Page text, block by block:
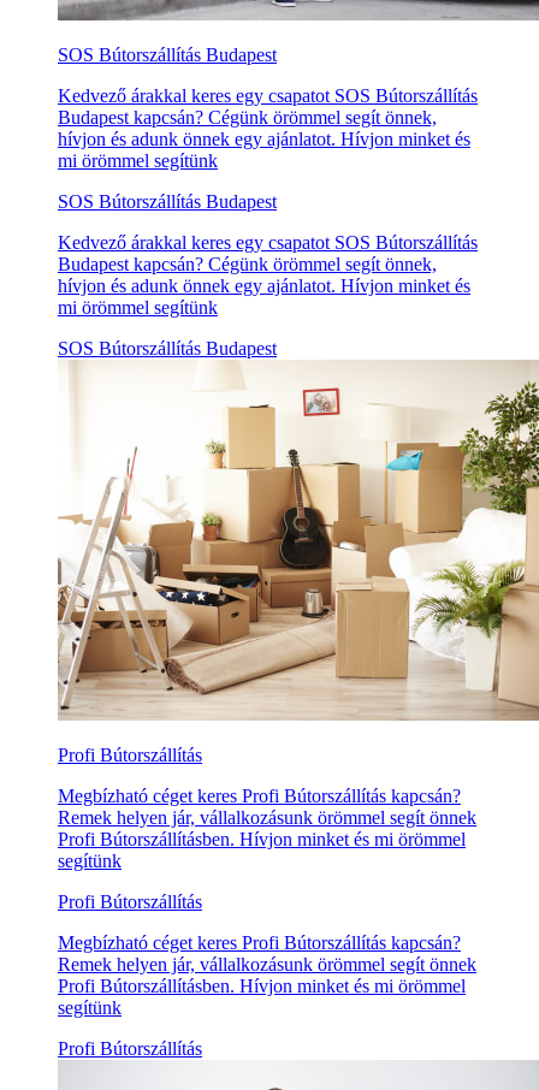
SOS Bútorszállítás Budapest
Kedvező árakkal keres egy csapatot SOS Bútorszállítás
Budapest kapcsán? Cégünk örömmel segít önnek,
hívjon és adunk önnek egy ajánlatot. Hívjon minket és
mi örömmel segítünk
SOS Bútorszállítás Budapest
Kedvező árakkal keres egy csapatot SOS Bútorszállítás
Budapest kapcsán? Cégünk örömmel segít önnek,
hívjon és adunk önnek egy ajánlatot. Hívjon minket és
mi örömmel segítünk
SOS Bútorszállítás Budapest
Profi Bútorszállítás
Megbízható céget keres Profi Bútorszállítás kapcsán?
Remek helyen jár, vállalkozásunk örömmel segít önnek
Profi Bútorszállításben. Hívjon minket és mi örömmel
segítünk
Profi Bútorszállítás
Megbízható céget keres Profi Bútorszállítás kapcsán?
Remek helyen jár, vállalkozásunk örömmel segít önnek
Profi Bútorszállításben. Hívjon minket és mi örömmel
segítünk
Profi Bútorszállítás